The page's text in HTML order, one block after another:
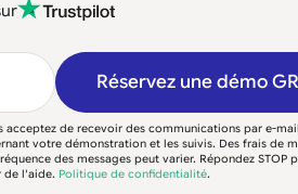
Réservez une démo
acceptez de recevoir des communications par e-
votre démonstration et les suivis. Des frais de
des messages peut varier. Répondez STOP
de l'aide. Politique de confidentialité.